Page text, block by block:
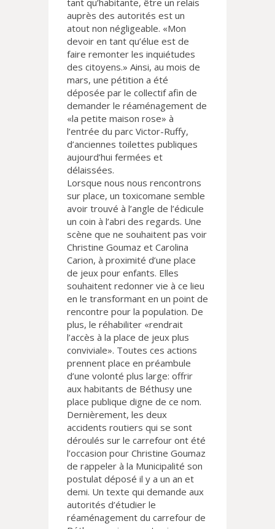
tant qu’habitante, être un relais
auprès des autorités est un
atout non négligeable. «Mon
devoir en tant qu’élue est de
faire remonter les inquiétudes
des citoyens.» Ainsi, au mois de
mars, une pétition a été
déposée par le collectif afin de
demander le réaménagement de
«la petite maison rose» à
l’entrée du parc Victor-Ruffy,
d’anciennes toilettes publiques
aujourd’hui fermées et
délaissées.
Lorsque nous nous rencontrons
sur place, un toxicomane semble
avoir trouvé à l’angle de l’édicule
un coin à l’abri des regards. Une
scène que ne souhaitent pas voir
Christine Goumaz et Carolina
Carion, à proximité d’une place
de jeux pour enfants. Elles
souhaitent redonner vie à ce lieu
en le transformant en un point de
rencontre pour la population. De
plus, le réhabiliter «rendrait
l’accès à la place de jeux plus
conviviale». Toutes ces actions
prennent place en préambule
d’une volonté plus large: offrir
aux habitants de Béthusy une
place publique digne de ce nom.
Dernièrement, les deux
accidents routiers qui se sont
déroulés sur le carrefour ont été
l’occasion pour Christine Goumaz
de rappeler à la Municipalité son
postulat déposé il y a un an et
demi. Un texte qui demande aux
autorités d’étudier le
réaménagement du carrefour de